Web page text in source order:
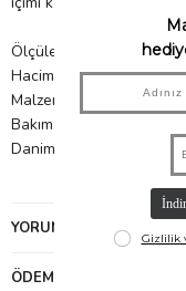
Ölçüler: 13.5 x 7 x 7 cm
Hacim: 350 ml
Malzeme: Paslamaz
Bakım: Elde yıkama
Danimarka'dan ithal
YORUMLAR
ÖDEME SEÇENEKLERI